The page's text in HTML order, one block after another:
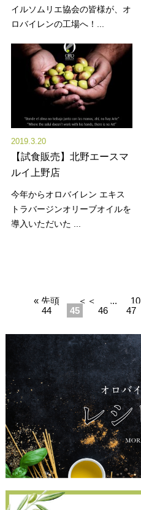
イルソムリエ協会の皆様が、オ
ロバイレンの工場へ！...
2019.3.20
【試食販売】北野エースマ
ルイ上野店
今年からオロバイレン エキス
トラバージンオリーブオイルを
導入いただいた ...
« 先頭 ＜＜ ... 10
44
45 46 47